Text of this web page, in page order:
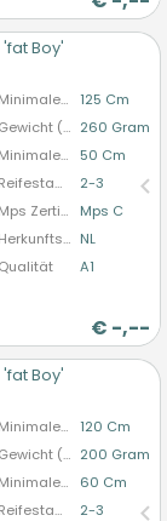
Boy'
Minimale Stiellänge
125 Cm
Gewicht (durchschn.) 260 Gram
Minimale Blütenstandlänge
50 Cm
Reifestadium
2-3
Mps Zertifizierung
Mps C
Herkunftsland NL
Qualität
A1
€ -,--
Hier
Boy'
Minimale Stiellänge
120 Cm
Gewicht (durchschn.) 200 Gram
Minimale Blütenstandlänge
60 Cm
Reifestadium
2-3
Hier